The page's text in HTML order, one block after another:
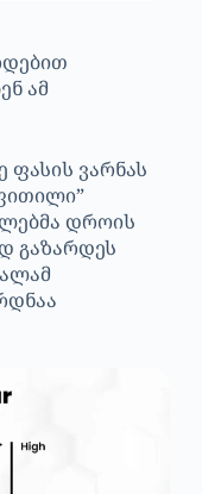
ამ
ფასის ვარნას
დროის
გაზარდეს